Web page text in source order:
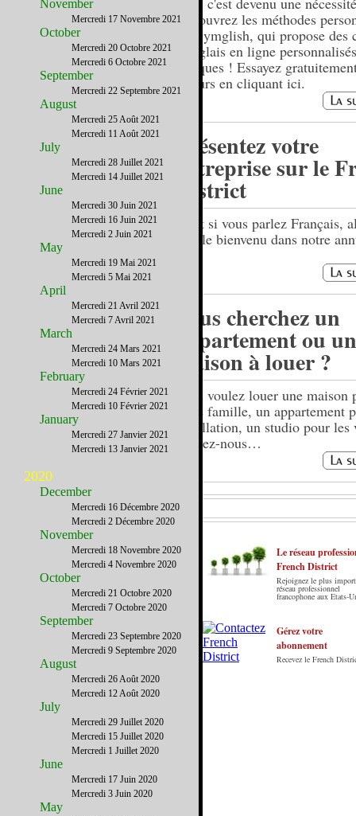
Découvrez les méthodes
de Gymglish, qui propose des
d'anglais en ligne
ludiques ! Essayez
7 jours en cliquant ici.
Présentez votre
entreprise sur le
District
….et si vous parlez Français,
êtes le bienvenu dans notre
Vous cherchez un
appartement ou
maison à louer ?
Vous voulez louer une maison
votre famille, un appartement
installation, un studio pour les
écrivez-nous…
Le French District est le premier guide sur
internet en Français sur les Etats-Unis. Notre
principe : Le meilleur des Etats-Unis par ceux qui
Le réseau
French District
Rejoignez le plus
réseau professionnel
francophone aux Etats-
Gérez votre
abonnement
Recevez le French
November
Mercredi 17 Novembre 2021
October
Mercredi 20 Octobre 2021
Mercredi 6 Octobre 2021
September
Mercredi 22 Septembre 2021
August
Mercredi 25 Août 2021
Mercredi 11 Août 2021
July
Mercredi 28 Juillet 2021
Mercredi 14 Juillet 2021
June
Mercredi 30 Juin 2021
Mercredi 16 Juin 2021
Mercredi 2 Juin 2021
May
Mercredi 19 Mai 2021
Mercredi 5 Mai 2021
April
Mercredi 21 Avril 2021
Mercredi 7 Avril 2021
March
Mercredi 24 Mars 2021
Mercredi 10 Mars 2021
February
Mercredi 24 Février 2021
Mercredi 10 Février 2021
January
Mercredi 27 Janvier 2021
Mercredi 13 Janvier 2021
2020
December
Mercredi 16 Décembre 2020
Mercredi 2 Décembre 2020
November
Mercredi 18 Novembre 2020
Mercredi 4 Novembre 2020
October
Mercredi 21 Octobre 2020
Mercredi 7 Octobre 2020
September
Mercredi 23 Septembre 2020
Mercredi 9 Septembre 2020
August
Mercredi 26 Août 2020
Mercredi 12 Août 2020
July
Mercredi 29 Juillet 2020
Mercredi 15 Juillet 2020
Mercredi 1 Juillet 2020
June
Mercredi 17 Juin 2020
Mercredi 3 Juin 2020
May